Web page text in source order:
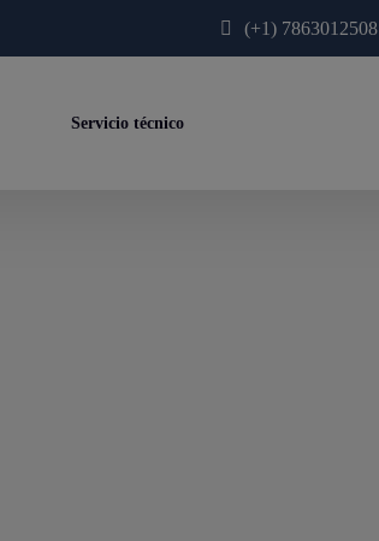
(+1) 7863012508
Servicio técnico